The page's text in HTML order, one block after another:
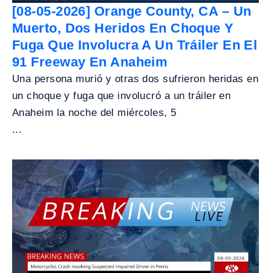
[08-05-2026] Orange County, CA – Un
Muerto, Dos Heridos En Choque Y
Fuga Que Involucra A Un Tráiler En El
91 Freeway En Anaheim
Una persona murió y otras dos sufrieron heridas en
un choque y fuga que involucró a un tráiler en
Anaheim la noche del miércoles, 5
...